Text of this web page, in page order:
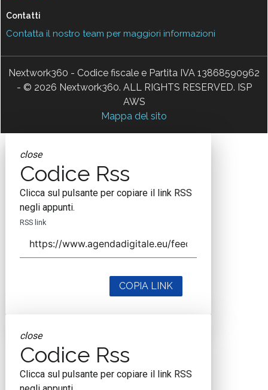
Contatti
Contatta il nostro team per maggiori informazioni
Nextwork360 - Codice fiscale e Partita IVA 13868590962
- © 2026 Nextwork360. ALL RIGHTS RESERVED. ISP
AWS
Mappa del sito
close
Codice Rss
Clicca sul pulsante per copiare il link RSS
negli appunti.
RSS link
COPIA LINK
close
Codice Rss
Clicca sul pulsante per copiare il link RSS